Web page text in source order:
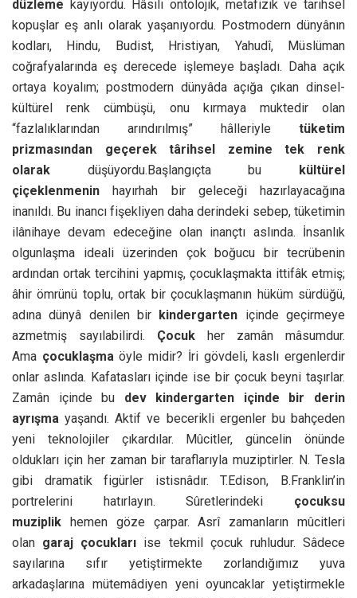
düzleme kayıyordu. Hâsılı ontolojik, metafizik ve tarihsel
kopuşlar eş anlı olarak yaşanıyordu. Postmodern dünyânın
kodları, Hindu, Budist, Hristiyan, Yahudî, Müslüman
coğrafyalarında eş derecede işlemeye başladı. Daha açık
ortaya koyalım; postmodern dünyâda açığa çıkan dinsel-
kültürel renk cümbüşü, onu kırmaya muktedir olan
“fazlalıklarından arındırılmış” hâlleriyle tüketim
prizmasından geçerek târihsel zemine tek renk
olarak düşüyordu.Başlangıçta bu
kültürel
çiçeklenmenin hayırhah bir geleceği hazırlayacağına
inanıldı. Bu inancı fişekliyen daha derindeki sebep, tüketimin
ilânihaye devam edeceğine olan inançtı aslında. İnsanlık
olgunlaşma ideali üzerinden çok boğucu bir tecrübenin
ardından ortak tercihini yapmış, çocuklaşmakta ittifâk etmiş;
âhir ömrünü toplu, ortak bir çocuklaşmanın hüküm sürdüğü,
adına dünyâ denilen bir
kindergarten içinde geçirmeye
azmetmiş sayılabilirdi. Çocuk her zamân mâsumdur.
Ama çocuklaşmaöyle midir? İri gövdeli, kaslı ergenlerdir
onlar aslında. Kafatasları içinde ise bir çocuk beyni taşırlar.
Zamân içinde bu dev kindergarten içinde bir derin
ayrışma yaşandı. Aktif ve becerikli ergenler bu bahçeden
yeni teknolojiler çıkardılar. Mûcitler, güncelin önünde
oldukları için her zaman bir taraflarıyla muziptirler. N. Tesla
gibi dramatik figürler istisnâdır. T.Edison, B.Franklin’in
portrelerini hatırlayın. Sûretlerindeki çocuksu
muziplik hemen göze çarpar. Asrî zamanların mûcitleri
olan garaj çocukları ise tekmil çocuk ruhludur. Sâdece
sayılarına sıfır yetiştirmekte zorlandığımız yuva
arkadaşlarına mütemâdiyen yeni oyuncaklar yetiştirmekle